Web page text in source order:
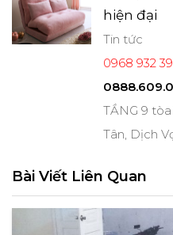
hiện đại
Tin tức
0968 932
TẦNG 9
Tân, Dịch
Bài Viết Liên Quan